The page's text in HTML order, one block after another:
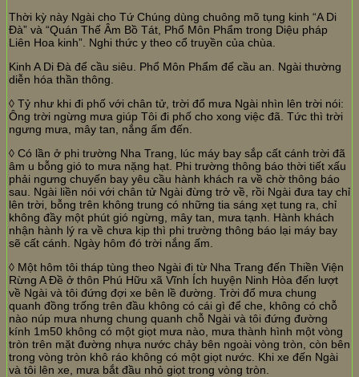
Thời kỳ này Ngài cho Tứ Chúng dùng chuông mõ tụng kinh “A Di
Đà” và “Quán Thế Âm Bồ Tát, Phổ Môn Phẩm trong Diệu pháp
Liên Hoa kinh”. Nghi thức y theo cổ truyền của chùa.
Kinh A Di Đà để cầu siêu. Phổ Môn Phẩm để cầu an. Ngài thường
diễn hóa thần thông.
◊ Tỷ như khi đi phố với chân tử, trời đổ mưa Ngài nhìn lên trời nói:
Ông trời ngừng mưa giúp Tôi đi phố cho xong việc đã. Tức thì trời
ngưng mưa, mây tan, nắng ấm đến.
◊ Có lần ở phi trường Nha Trang, lúc máy bay sắp cất cánh trời đã
âm u bỗng gió to mưa nặng hạt. Phi trường thông báo thời tiết xấu
phải ngưng chuyến bay yêu cầu hành khách ra về chờ thông báo
sau. Ngài liền nói với chân tử Ngài đừng trở về, rồi Ngài đưa tay chỉ
lên trời, bỗng trên không trung có những tia sáng xẹt tung ra, chỉ
không đầy một phút gió ngừng, mây tan, mưa tạnh. Hành khách
nhận hành lý ra về chưa kịp thì phi trường thông báo lại máy bay
sẽ cất cánh. Ngày hôm đó trời nắng ấm.
◊ Một hôm tôi tháp tùng theo Ngài đi từ Nha Trang đến Thiền Viện
Rừng A Đề ở thôn Phú Hữu xã Vĩnh Ích huyện Ninh Hòa đến lượt
về Ngài và tôi đứng đợi xe bên lề đường. Trời đổ mưa chung
quanh đồng trống trên đầu không có cái gì để che, không có chỗ
nào núp mưa nhưng chung quanh chỗ Ngài và tôi đứng đường
kính 1m50 không có một giọt mưa nào, mưa thành hình một vòng
tròn trên mặt đường nhựa nước chảy bên ngoài vòng tròn, còn bên
trong vòng tròn khô ráo không có một giọt nước. Khi xe đến Ngài
và tôi lên xe, mưa bắt đầu nhỏ giọt trong vòng tròn.